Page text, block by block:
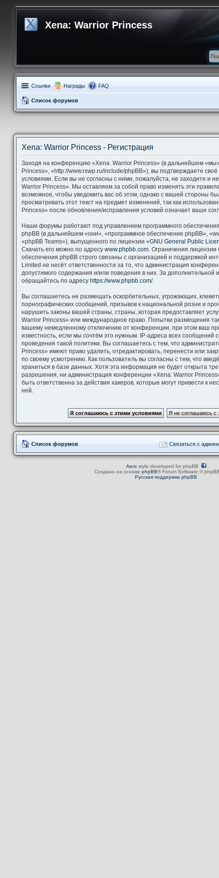
Xena: Warrior Princess
Ссылки Награды FAQ
Список форумов
Xena: Warrior Princess - Регистрация
Заходя на конференцию «Xena: Warrior Princess» (в дальнейшем
Princess», «http://www.rxwp.ru/include/phpBB»), вы подтверждаете
условиями. Если вы не согласны с ними, пожалуйста, не заходите и
Warrior Princess». Мы оставляем за собой право изменять эти
возможное, чтобы уведомить вас об этом, однако с вашей стороны
просматривать этот текст на предмет изменений, так как
Princess» после обновления/исправления условий означает ваше
Наши форумы работают под управлением программного
phpBB (в дальнейшем «они», «программное обеспечение phpBB»,
«phpBB Teams»), выпущенного по лицензии «GNU General Public
Скачать его можно по адресу www.phpbb.com. Ограничения лицензии
обеспечения phpBB строго связаны с организацией и поддержкой
Limited не несёт ответственности за то, что администрация
допустимого содержания и/или поведения в них. За
обращайтесь по адресу https://www.phpbb.com/.
Вы соглашаетесь не размещать оскорбительных, угрожающих,
порнографических сообщений, призывов к национальной розни и
нарушить законы вашей страны, страны, которая предоставляет
Warrior Princess» или международное право. Попытки размещения
вашему немедленному отключению от конференции, при этом ваш
известность, если мы сочтём это нужным. IP-адреса всех сообщений
проведения такой политики. Вы соглашаетесь с тем, что
Princess» имеют право удалить, отредактировать, перенести или
по своему усмотрению. Как пользователь вы согласны с тем, что
храниться в базе данных. Хотя эта информация не будет открыта
разрешения, ни администрация конференции «Xena: Warrior
быть ответственна за действия хакеров, которые могут привести к
ней.
Список форумов Связаться с
Aerostyle developed for phpBB
Создано на основе phpBB® Forum Software ©
Русская поддержка phpBB